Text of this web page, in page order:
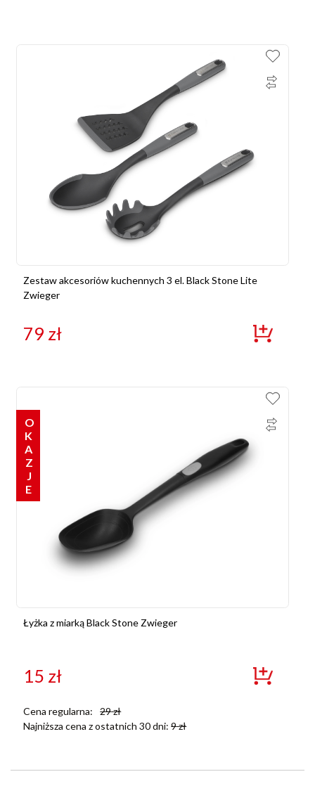
Zestaw akcesoriów kuchennych 3 el. Black Stone Lite
Zwieger
79 zł
OKAZJE
Łyżka z miarką Black Stone Zwieger
15 zł
Cena regularna: 29zł
Najniższa cena z ostatnich 30 dni:9zł